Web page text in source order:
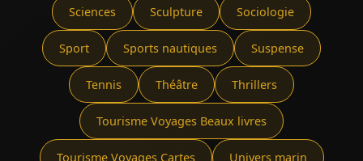
Sciences Sculpture Sociologie
Sport Sports nautiques Suspense
Tennis Théâtre Thrillers
Tourisme Voyages Beaux livres
Tourisme Voyages Cartes Univers marin